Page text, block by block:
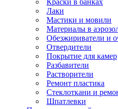
Краски в банках
Лаки
Мастики и мовили
Материалы в
Обезжириватели и
Отвердители
Покрытие для камер
Разбавители
Растворители
Ремонт пластика
Стеклоткани и
Шпатлевки